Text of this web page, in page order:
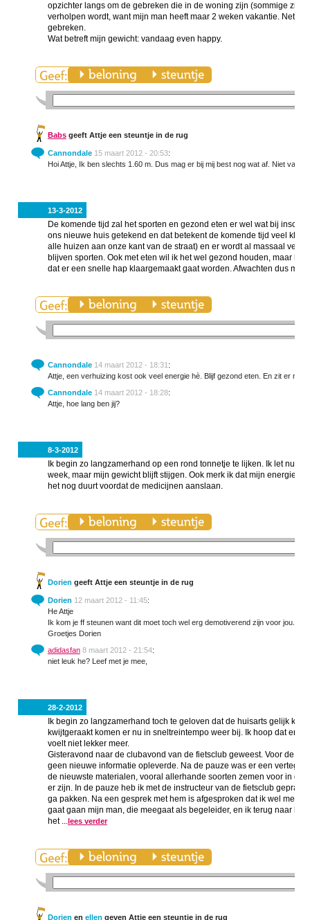
opzichter langs om de gebreken die in de woning zijn (sommige zijn
verholpen wordt, want mijn man heeft maar 2 weken vakantie. Net
gebreken.
Wat betreft mijn gewicht: vandaag even happy.
Babsgeeft Attje een steuntje in de rug
Cannondale 15 maart 2012 - 20:53:
Hoi Attje, Ik ben slechts 1.60 m. Dus mag er bij mij best nog wat af. Niet van
13-3-2012
De komende tijd zal het sporten en gezond eten er wel wat bij
ons nieuwe huis getekend en dat betekent de komende tijd veel
alle huizen aan onze kant van de straat) en er wordt al massaal
blijven sporten. Ook met eten wil ik het wel gezond houden, maar
dat er een snelle hap klaargemaakt gaat worden. Afwachten dus
Cannondale 14 maart 2012 - 18:31 :
Attje, een verhuizing kost ook veel energie hè. Blijf gezond eten. En zit er niet
Cannondale 14 maart 2012 - 18:28:
Attje, hoe lang ben jij?
8-3-2012
Ik begin zo langzamerhand op een rond tonnetje te lijken. Ik let nu
week, maar mijn gewicht blijft stijgen. Ook merk ik dat mijn energie
het nog duurt voordat de medicijnen aanslaan.
Dorien geeft Attje een steuntje in de rug
Dorien 12 maart 2012 - 11:45:
He Attje
Ik kom je ff steunen want dit moet toch wel erg demotiverend zijn voor jou. Ik
Groetjes Dorien
adidasfan 8 maart 2012 - 21:54:
niet leuk he? Leef met je mee,
28-2-2012
Ik begin zo langzamerhand toch te geloven dat de huisarts gelijk
kwijtgeraakt komen er nu in sneltreintempo weer bij. Ik hoop dat er
voelt niet lekker meer.
Gisteravond naar de clubavond van de fietsclub geweest. Voor de
geen nieuwe informatie opleverde. Na de pauze was er een
de nieuwste materialen, vooral allerhande soorten zemen voor in de
er zijn. In de pauze heb ik met de instructeur van de fietsclub
ga pakken. Na een gesprek met hem is afgesproken dat ik wel mee
gaat gaan mijn man, die meegaat als begeleider, en ik terug naar
het ...lees verder
Dorien en ellen geven Attje een steuntje in de rug